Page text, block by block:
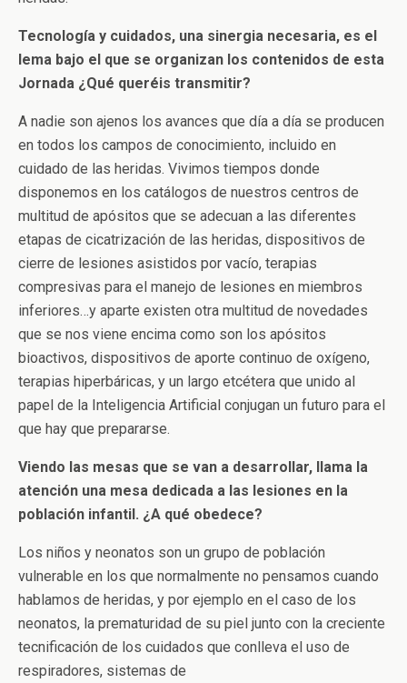
Tecnología y cuidados, una sinergia necesaria, es el
lema bajo el que se organizan los contenidos de esta
Jornada ¿Qué queréis transmitir?
A nadie son ajenos los avances que día a día se producen
en todos los campos de conocimiento, incluido en
cuidado de las heridas. Vivimos tiempos donde
disponemos en los catálogos de nuestros centros de
multitud de apósitos que se adecuan a las diferentes
etapas de cicatrización de las heridas, dispositivos de
cierre de lesiones asistidos por vacío, terapias
compresivas para el manejo de lesiones en miembros
inferiores…y aparte existen otra multitud de novedades
que se nos viene encima como son los apósitos
bioactivos, dispositivos de aporte continuo de oxígeno,
terapias hiperbáricas, y un largo etcétera que unido al
papel de la Inteligencia Artificial conjugan un futuro para el
que hay que prepararse.
Viendo las mesas que se van a desarrollar, llama la
atención una mesa dedicada a las lesiones en la
población infantil. ¿A qué obedece?
Los niños y neonatos son un grupo de población
vulnerable en los que normalmente no pensamos cuando
hablamos de heridas, y por ejemplo en el caso de los
neonatos, la prematuridad de su piel junto con la creciente
tecnificación de los cuidados que conlleva el uso de
respiradores, sistemas de